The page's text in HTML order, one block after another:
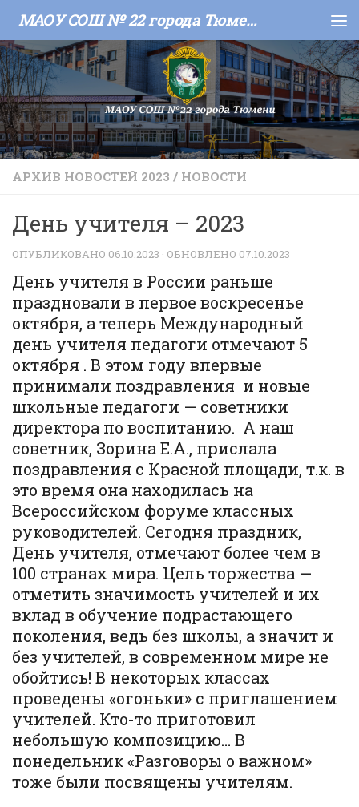
Skip to content МАОУ СОШ № 22 города Тюмени
АРХИВ НОВОСТЕЙ 2023 / НОВОСТИ
День учителя – 2023
ОПУБЛИКОВАНО 06.10.2023 · ОБНОВЛЕНО 07.10.2023
День учителя в России раньше
праздновали в первое воскресенье
октября, а теперь Международный
день учителя педагоги отмечают 5
октября . В этом году впервые
принимали поздравления и новые
школьные педагоги — советники
директора по воспитанию. А наш
советник, Зорина Е.А., прислала
поздравления с Красной площади, т.к. в
это время она находилась на
Всероссийском форуме классных
руководителей. Сегодня праздник,
День учителя, отмечают более чем в
100 странах мира. Цель торжества —
отметить значимость учителей и их
вклад в обучение подрастающего
поколения, ведь без школы, а значит и
без учителей, в современном мире не
обойтись! В некоторых классах
проведены «огоньки» с приглашением
учителей. Кто-то приготовил
небольшую композицию… В
понедельник «Разговоры о важном»
тоже были посвящены учителям.